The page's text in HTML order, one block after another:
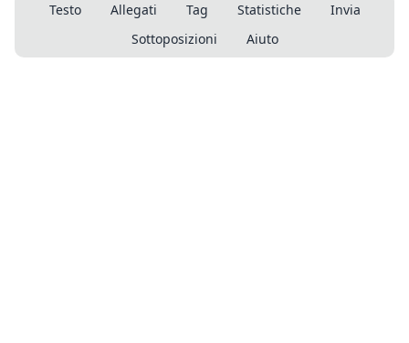
Testo Allegati Tag Statistiche
Invia
Sottoposizioni
Aiuto